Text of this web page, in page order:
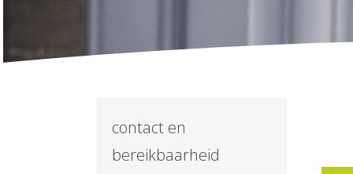
contact en
bereikbaarheid